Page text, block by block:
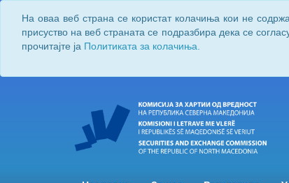
На оваа веб страна се користат колачиња кои не
присуство на веб страната се подразбира дека се
прочитајте ја Политиката за колачиња.